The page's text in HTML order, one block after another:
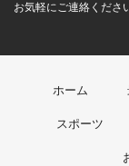
お気軽にご連絡くださ
ホーム
スポーツ